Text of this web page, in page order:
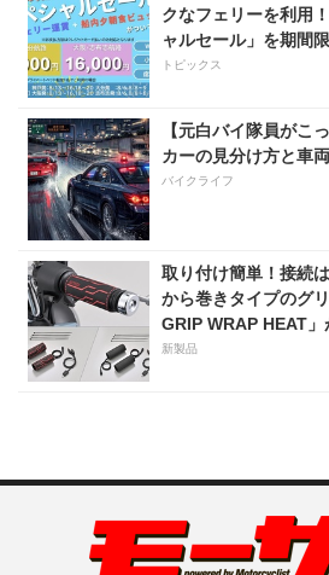
クなフェリーを利用
ャルセール」を期間
トピックス
【元白バイ隊員がこ
カーの見分け方と車
バイクライフ
取り付け簡単！接続
から巻きタイプのグ
GRIP WRAP HEAT」
新製品